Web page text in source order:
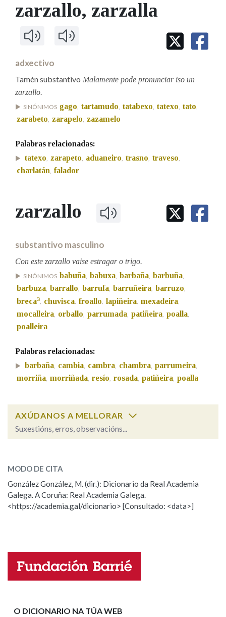
IDENTIDADE CORPORATIVA
MARCIAL DEL ADALID
CASA-MUSEO EMILIA PARDO
FIGURAS HOMENAXEADAS
PORTAL DAS PALABRAS
Facebook
TwitterYoutubeInstagramBluesky
BUSCAR NOS LEMAS
Comeza por
Contén
BUSCAR NO CONTIDO
Nas definicións
Nos exemplos
OUTRAS OPCIÓNS DE BUSCA
zarzallo, zarzalla
adxectivo
Tamén substantivo Malamente pode pronunciar iso un
zarzallo.
SINÓNIMOS gago, tartamudo, tatabexo, tatexo, tato,
zarabeto, zarapelo, zazamelo
Palabras relacionadas:
tatexo, zarapeto, aduaneiro, trasno, traveso,
charlatán, falador
zarzallo
substantivo masculino
Con este zarzallo vaise estragar o trigo.
SINÓNIMOS babuña, babuxa, barbaña, barbuña,
barbuza, barrallo, barrufa, barruñeira, barruzo,
breca3, chuvisca, froallo, lapiñeira, mexadeira,
mocalleira orballo parrumada patiñeira poalla
poalleira
Palabras relacionadas:
barbaña cambia cambra chambra parrumeira
morriña morriñada resío rosada patiñeira poalla
AXÚDANOS A MELLORAR
Suxestións, erros, observacións...
zarzallo, zarzalla
zarzallo (substantivo)
ESCOLLE UNHA OPCIÓN:
Propoño mellorar a definición
Falta unha voz
MODO DE CITA
González González, M. (dir.): Dicionario da Real Academia
Galega. A Coruña: Real Academia Galega.
<https://academia.gal/dicionario> [Consultado: <data>]
O DICIONARIO NA TÚA WEB